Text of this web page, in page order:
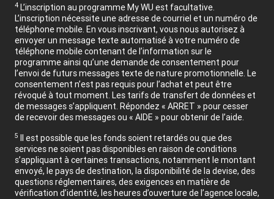
4 L’inscription au programme My WU est facultative.
L’inscription nécessite une adresse de courriel et un numéro de
téléphone mobile. En vous inscrivant, vous nous autorisez à
envoyer un message texte automatisé à votre numéro de
téléphone mobile contenant de l’information sur le
programme ainsi qu’une demande de consentement pour
l’envoi de futurs messages texte de nature promotionnelle. Le
consentement n’est pas requis pour l’achat et peut être
révoqué à tout moment. Les tarifs de transfert de données et
de messages s’appliquent. Répondez « ARRET » pour cesser
de recevoir des messages ou « AIDE » pour obtenir de l’aide.
5
Il est possible que les fonds soient retardés ou que des
services ne soient pas disponibles en raison de conditions
s’appliquant à certaines transactions, notamment le montant
envoyé, le pays de destination, la disponibilité de la devise, des
questions réglementaires, des exigences en matière de
vérification d’identité, les heures d’ouverture de l’agence locale,